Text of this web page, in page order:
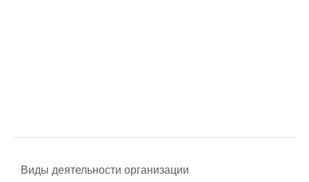
Виды деятельности организации